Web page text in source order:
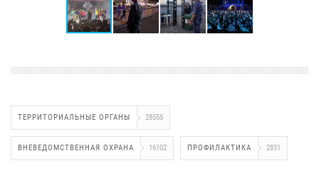
ТЕРРИТОРИАЛЬНЫЕ ОРГАНЫ 28555
ВНЕВЕДОМСТВЕННАЯ ОХРАНА 16102 ПРОФИЛАКТИКА 2831